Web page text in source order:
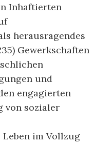
Inhaftierten
herausragendes
Gewerkschaften
und
engagierten
von sozialer
Leben im Vollzug